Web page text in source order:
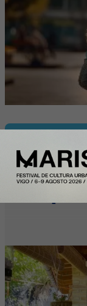
Y Además...
Más de la
casas con